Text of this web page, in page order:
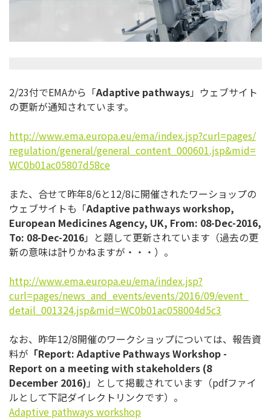
2/23付でEMAから「Adaptive pathways」ウェブサイト
の更新が通知されています。
http://www.ema.europa.eu/ema/index.jsp?curl=pages/
regulation/general/general_ content_000601.jsp&mid=
WC0b01ac05807d58ce
また、合せて昨年8/6と12/8に開催されたワーショップの
ウェブサイトも「Adaptive pathways workshop,
European Medicines Agency, UK, From: 08-Dec-2016,
To: 08-Dec-2016」と題して更新されています（過去の更
新の意味は計りかねますが・・・）。
http://www.ema.europa.eu/ema/index.jsp?
curl=pages/news_and_ events/events/2016/09/event_
detail_001324.jsp&mid=WC0b01ac058004d5c3
なお、昨年12/8開催のワークショップについては、報告資
料が 「Report: Adaptive Pathways Workshop -
Report on a meeting with stakeholders (8
December 2016) 」として掲載されています（pdfファイ
ルとして下記ダイレクトリンクです）。
Adaptive pathways workshop